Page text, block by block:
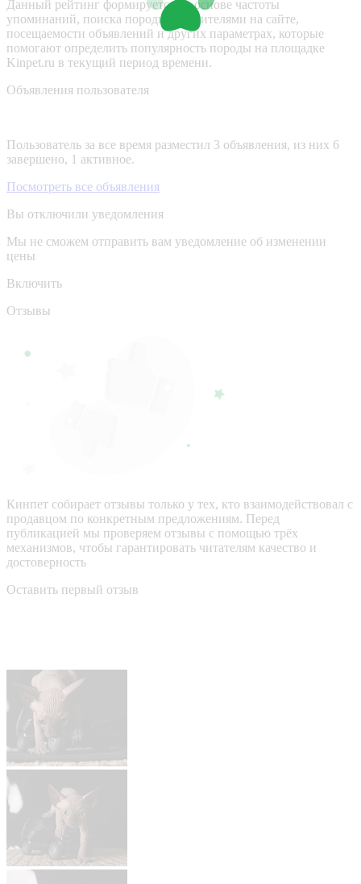
Данный рейтинг формируется на основе частоты
упоминаний, поиска породы посетителями на сайте,
посещаемости объявлений и других параметрах, которые
помогают определить популярность породы на площадке
Kinpet.ru в текущий период времени.
Объявления пользователя
Пользователь за все время разместил 3 объявления, из них 6
завершено, 1 активное.
Посмотреть все объявления
Вы отключили уведомления
Мы не сможем отправить вам уведомление об изменении
цены
Включить
Отзывы
Кинпет собирает отзывы только у тех, кто взаимодействовал с
продавцом по конкретным предложениям. Перед
публикацией мы проверяем отзывы с помощью трёх
механизмов, чтобы гарантировать читателям качество и
достоверность
Оставить первый отзыв